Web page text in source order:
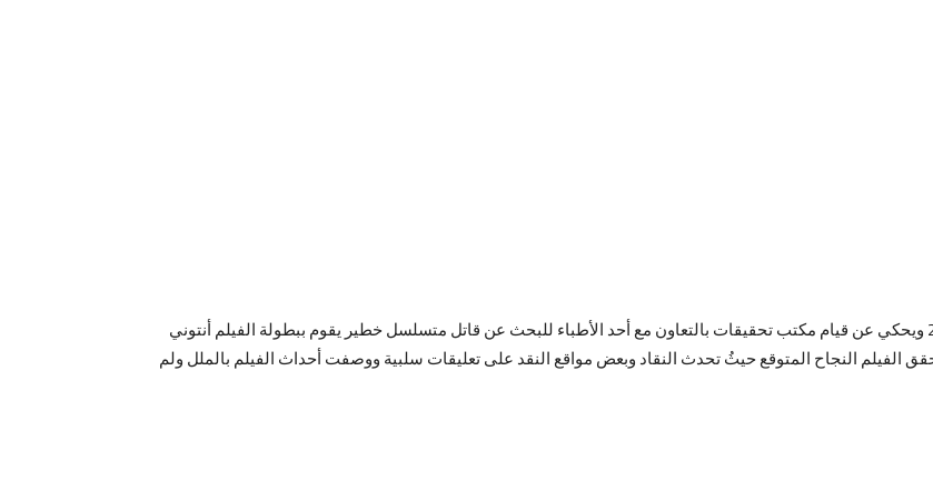
فيلم solace من أفلام الإثارة والتشويق التي انطلقت سنة 2015 ويحكي عن قيام مكتب تحقيقات بالتعاون مع أحد الأطباء للبحث عن قاتل متسلسل خطير يقوم ببطولة الفيلم أنتوني
الفيلم النجاح المتوقع حيثُ تحدث النقاد وبعض مواقع النقد على تعليقات سلبية ووصفت أحداث الفيلم بالملل ولم